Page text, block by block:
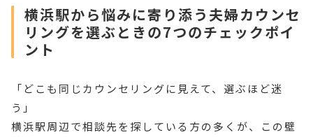
横浜駅から悩みに寄り添う夫婦カウンセ
リングを選ぶときの7つのチェックポイ
ント
「どこも同じカウンセリングに見えて、選ぶほど迷
う」
横浜駅周辺で相談先を探している方の多くが、この壁